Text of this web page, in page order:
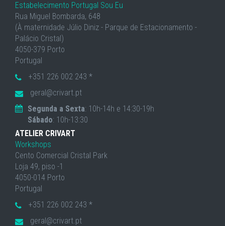
Estabelecimento Portugal Sou Eu
Rua Miguel Bombarda, 648
(À maternidade Júlio Diniz - Parque de Estacionamento -
Palácio Cristal)
4050-379 Porto
Portugal
+351 226 002 243 *
geral@crivart.pt
Segunda a Sexta: 10h-14h e 14:30-19h
Sábado: 10h-13:30
ATELIER CRIVART
Workshops
Cento Comercial Cristal Park
Loja 49, piso -1
4050-014 Porto
Portugal
+351 226 002 243 *
geral@crivart.pt